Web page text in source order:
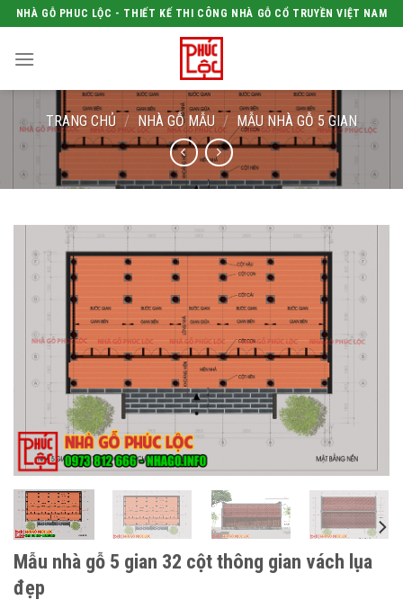
Skip
to
content
NHÀ GỖ PHUC LỘC - THIẾT KẾ THI CÔNG NHÀ GỖ CỔ TRUYỀN VIỆT NAM
TRANG CHỦ / NHÀ GỖ MẪU / MẪU NHÀ GỖ 5 GIAN
Mẫu nhà gỗ 5 gian 32 cột thông gian vách lụa
đẹp